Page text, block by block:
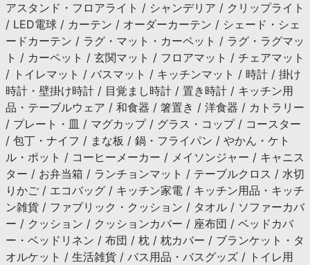
アスタンド・フロアライト / シャンデリア / クリップライト
/ LED電球 / カーテン / オーダーカーテン / シェード・シェ
ードカーテン / ラグ・マット・カーペット / ラグ・ラグマッ
ト / カーペット / 玄関マット / フロアマット / チェアマット
/ トイレマット / バスマット / キッチンマット / 時計 / 掛け
時計・壁掛け時計 / 目覚まし時計 / 置き時計 / キッチン用
品・テーブルウェア / 和食器 / 箸置き / 洋食器 / カトラリー
/ プレート・皿 / マグカップ / グラス・コップ / コースター
/ 包丁・ナイフ / まな板 / 鍋・フライパン / やかん・ケト
ル・ポット / コーヒーメーカー / メイソンジャー / キャニス
ター / お弁当箱 / ランチョンマット / テーブルクロス / 水切
りかご / エコバッグ / キッチン家電 / キッチン用品・キッチ
ン雑貨 / ファブリック・クッション / タオル / ソファーカバ
ー / クッション / クッションカバー / 座布団 / ベッドカバ
ー・ベッドリネン / 布団 / 枕 / 枕カバー / ブランケット・タ
オルケット / 生活雑貨 / バス用品・バスグッズ / トイレ用